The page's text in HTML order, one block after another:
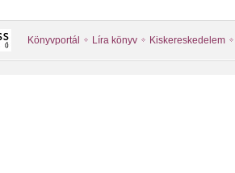
Könyvportál Líra könyv Kiskereskedelem